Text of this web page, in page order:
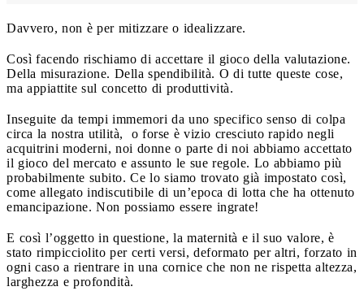
Davvero, non è per mitizzare o idealizzare.
Così facendo rischiamo di accettare il gioco della valutazione.
Della misurazione. Della spendibilità. O di tutte queste cose,
ma appiattite sul concetto di produttività.
Inseguite da tempi immemori da uno specifico senso di colpa
circa la nostra utilità, o forse è vizio cresciuto rapido negli
acquitrini moderni, noi donne o parte di noi abbiamo accettato
il gioco del mercato e assunto le sue regole. Lo abbiamo più
probabilmente subito. Ce lo siamo trovato già impostato così,
come allegato indiscutibile di un’epoca di lotta che ha ottenuto
emancipazione. Non possiamo essere ingrate!
E così l’oggetto in questione, la maternità e il suo valore, è
stato rimpicciolito per certi versi, deformato per altri, forzato in
ogni caso a rientrare in una cornice che non ne rispetta altezza,
larghezza e profondità.